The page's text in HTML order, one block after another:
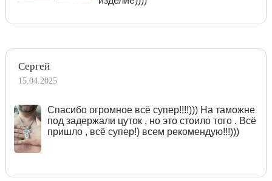
Сергей
15.04.2025
Спасибо огромное всё супер!!!!))) На таможне
под задержали цуток , но это стоило того . Всё
пришло , всё супер!) всем рекомендую!!!)))